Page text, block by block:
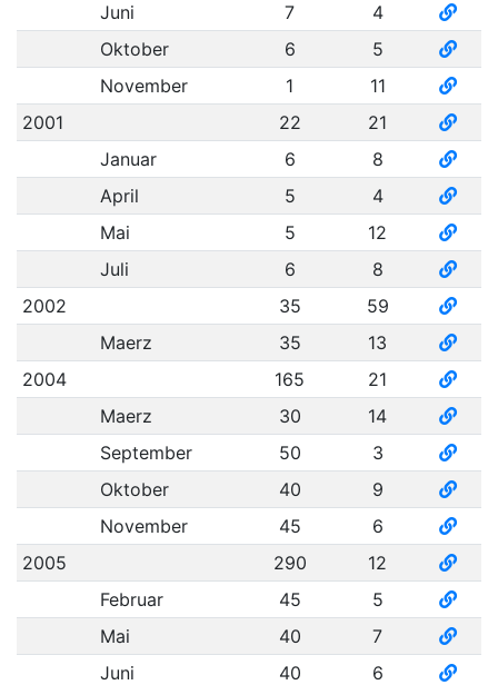
Juni
7
4
Oktober
6
5
November
1
11
2001
22
21
Januar
6
8
April
5
4
Mai
5
12
Juli
6
8
2002
35
59
Maerz
35
13
2004
165
21
Maerz
30
14
September
50
3
Oktober
40
9
November
45
6
2005
290
12
Februar
45
5
Mai
40
7
Juni
40
6